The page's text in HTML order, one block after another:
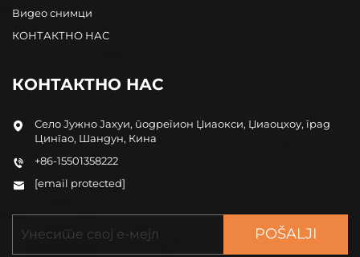
Видео снимци
КОНТАКТНО НАС
КОНТАКТНО НАС
Село Јужно Јахуи, подрегион Џиаокси, Џиаоцхоу, град
Цингао, Шандун, Кина
+86-15501358222
[email protected]
POŠALJI